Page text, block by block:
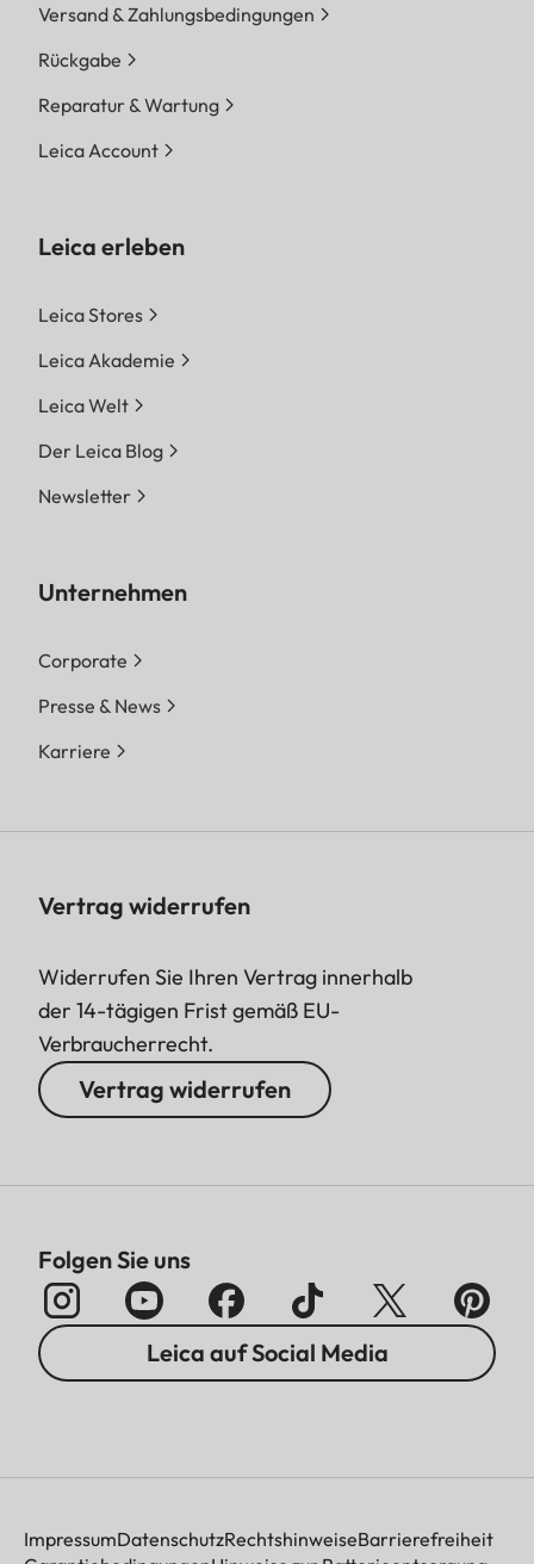
Versand & Zahlungsbedingungen
Rückgabe
Reparatur & Wartung
Leica Account
Leica erleben
Leica Stores
Leica Akademie
Leica Welt
Der Leica Blog
Newsletter
Unternehmen
Corporate
Presse & News
Karriere
Vertrag widerrufen
Widerrufen Sie Ihren Vertrag innerhalb
der 14-tägigen Frist gemäß EU-
Verbraucherrecht.
Vertrag widerrufen
Folgen Sie uns
Leica auf Social Media
ImpressumDatenschutzRechtshinweiseBarrierefreiheit